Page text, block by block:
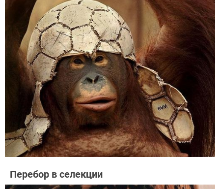
Перебор в селекции